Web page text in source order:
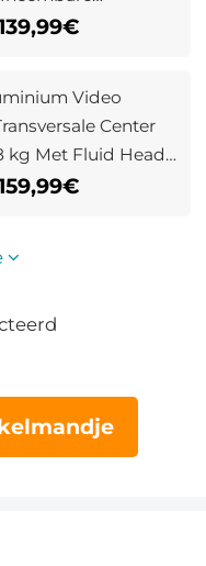
SLR
Video
Center
kg Met Fluid Head
Camera